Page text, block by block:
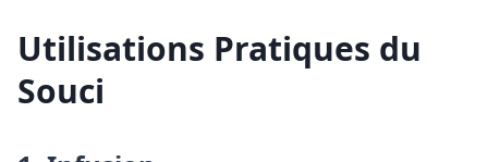
Utilisations Pratiques du
Souci